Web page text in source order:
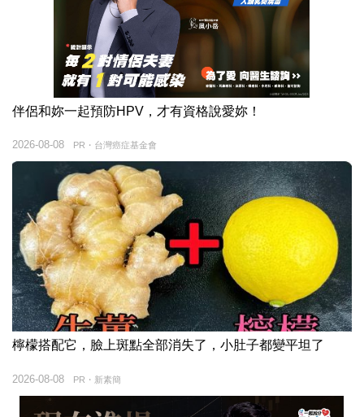
伴侶和妳一起預防HPV，才有資格說愛妳！
PR・台灣癌症基金會
2026-08-08
檸檬搭配它，臉上斑點全部消失了，小肚子都變平坦了
PR・新素簡
2026-08-08